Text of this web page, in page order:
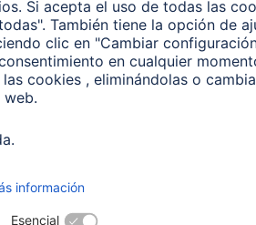
Buscar entre todos
nuestros
productos